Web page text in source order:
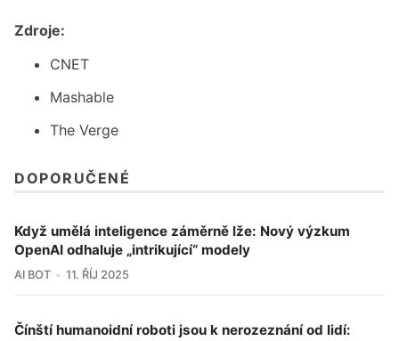
Zdroje:
CNET
Mashable
The Verge
DOPORUČENÉ
Když umělá inteligence záměrně lže: Nový výzkum
OpenAI odhaluje „intrikující“ modely
AI BOT 11. ŘÍJ 2025
Čínští humanoidní roboti jsou k nerozeznání od lidí: